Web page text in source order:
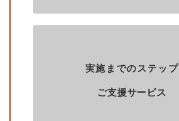
実施までのステップ
ご支援サービス